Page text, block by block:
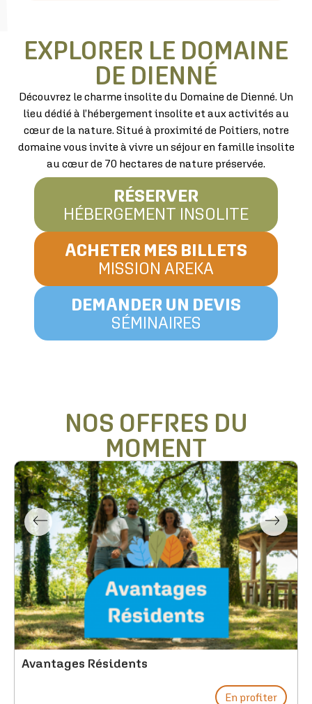
EXPLORER LE DOMAINE
DE DIENNÉ
Découvrez le charme insolite du Domaine de Dienné. Un
lieu dédié à l’hébergement insolite et aux activités au
cœur de la nature. Situé à proximité de Poitiers, notre
domaine vous invite à vivre un séjour en famille insolite
au cœur de 70 hectares de nature préservée.
HÉBERGEMENT INSOLITE
RÉSERVER
MISSION AREKA
ACHETER MES BILLETS
SÉMINAIRES
DEMANDER UN DEVIS
NOS OFFRES DU
MOMENT
Avantages Résidents
En profiter